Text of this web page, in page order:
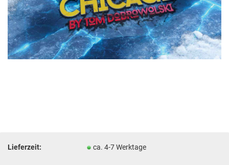
Lieferzeit: ca. 4-7 Werktage